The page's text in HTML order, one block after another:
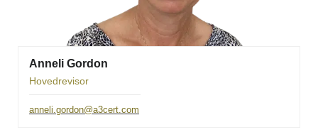
Anneli Gordon
Hovedrevisor
anneli.gordon@a3cert.com